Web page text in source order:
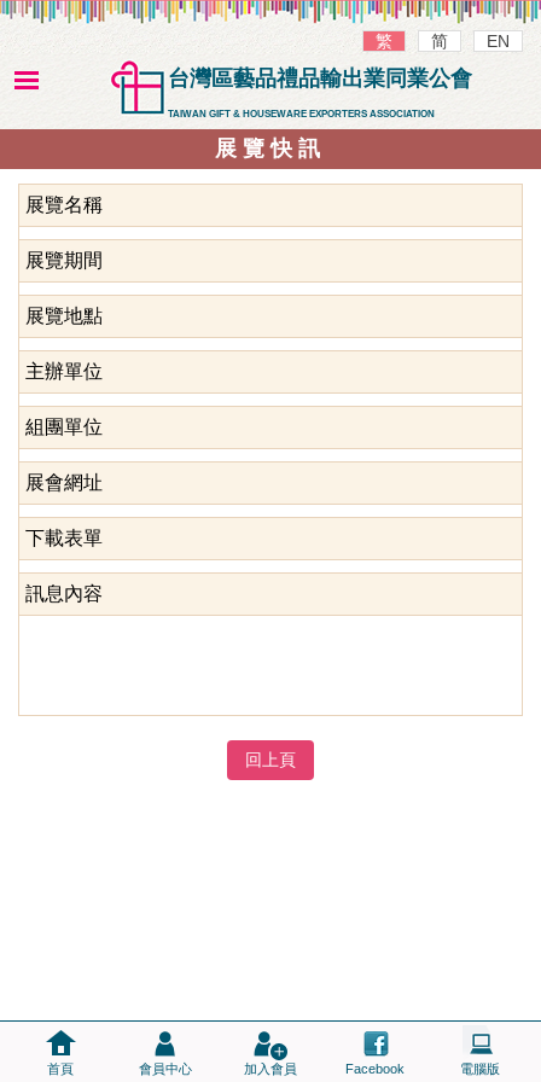
繁 简 EN
台灣區藝品禮品輸出業同業公會
TAIWAN GIFT & HOUSEWARE EXPORTERS ASSOCIATION
展覽快訊
展覽名稱
展覽期間
展覽地點
主辦單位
組團單位
展會網址
下載表單
訊息內容
回上頁
首頁 會員中心 加入會員 Facebook 電腦版